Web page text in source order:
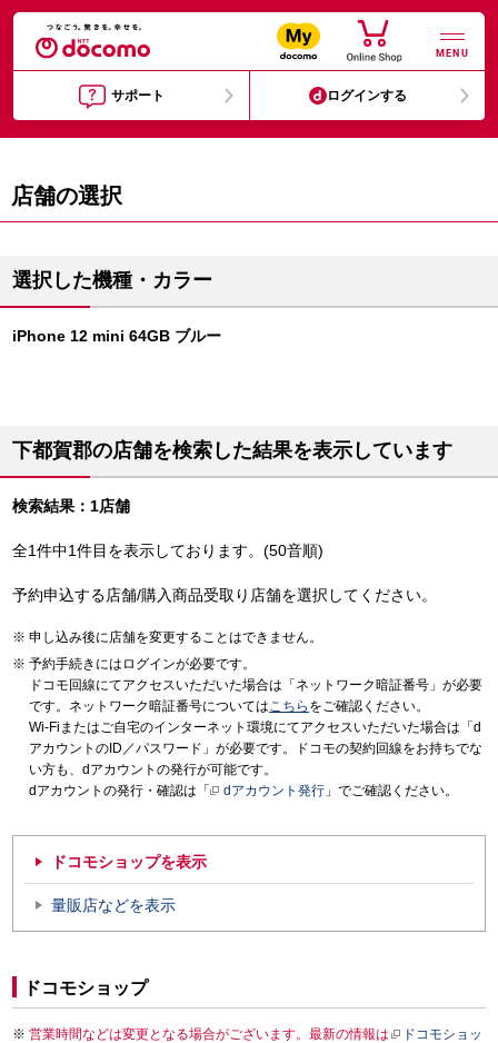
MENU
サポート ログインする
店舗の選択
選択した機種・カラー
iPhone 12 mini 64GB ブルー
下都賀郡の店舗を検索した結果を表示しています
検索結果：1店舗
全1件中1件目を表示しております。(50音順)
予約申込する店舗/購入商品受取り店舗を選択してください。
申し込み後に店舗を変更することはできません。
予約手続きにはログインが必要です。
ドコモ回線にてアクセスいただいた場合は「ネットワーク暗証番号」が必要
です。ネットワーク暗証番号についてはこちら をご確認ください。
Wi-Fiまたはご自宅のインターネット環境にてアクセスいただいた場合は「d
アカウントのID／パスワード」が必要です。ドコモの契約回線をお持ちでな
い方も、dアカウントの発行が可能です。
dアカウントの発行・確認は「
dアカウント発行 」でご確認ください。
ドコモショップを表示
量販店などを表示
ドコモショップ
営業時間などは変更となる場合がございます。最新の情報は
ドコモショッ